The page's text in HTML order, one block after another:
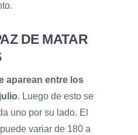
DE MATAR
aparean entre los
. Luego de esto se
uno por su lado. El
variar de 180 a